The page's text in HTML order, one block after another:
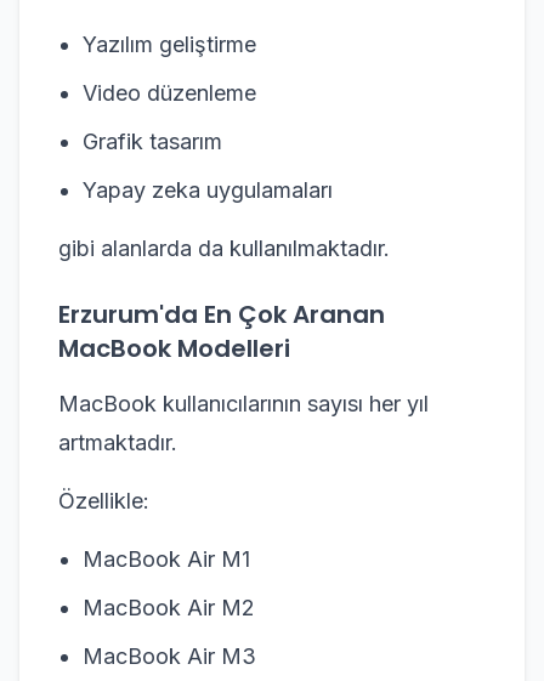
Yazılım geliştirme
Video düzenleme
Grafik tasarım
Yapay zeka uygulamaları
gibi alanlarda da kullanılmaktadır.
Erzurum'da En Çok Aranan
MacBook Modelleri
MacBook kullanıcılarının sayısı her yıl
artmaktadır.
Özellikle:
MacBook Air M1
MacBook Air M2
MacBook Air M3